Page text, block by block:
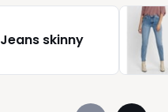
Jeans skinny